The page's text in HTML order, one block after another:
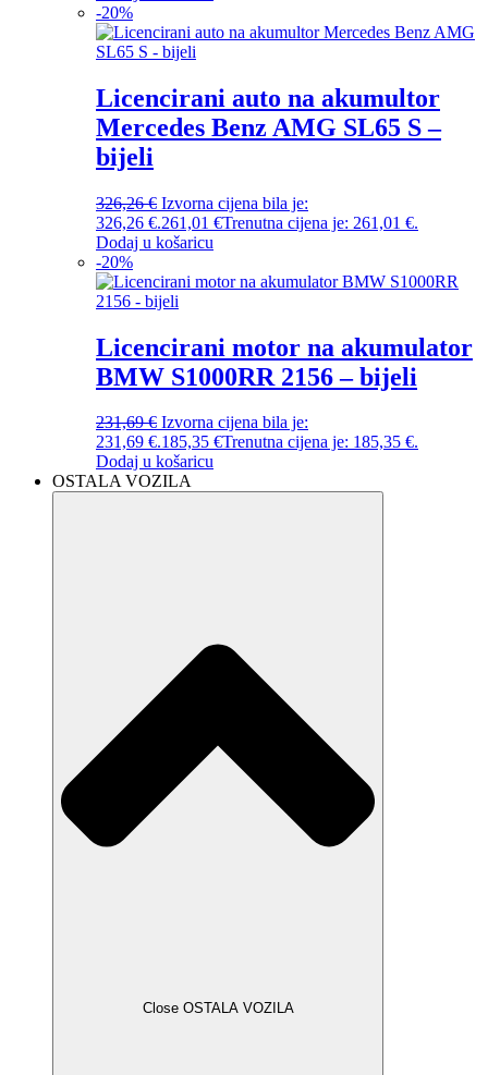
-20%
Licencirani auto na akumultor
Mercedes Benz AMG SL65 S –
bijeli
326,26€ Izvorna cijena bila je:
326,26 €.261,01 €Trenutna cijena je: 261,01 €.
Dodaj u košaricu
-20%
Licencirani motor na akumulator
BMW S1000RR 2156 – bijeli
231,69€ Izvorna cijena bila je:
231,69 €.185,35 €Trenutna cijena je: 185,35 €.
Dodaj u košaricu
OSTALA VOZILA
Close OSTALA VOZILA